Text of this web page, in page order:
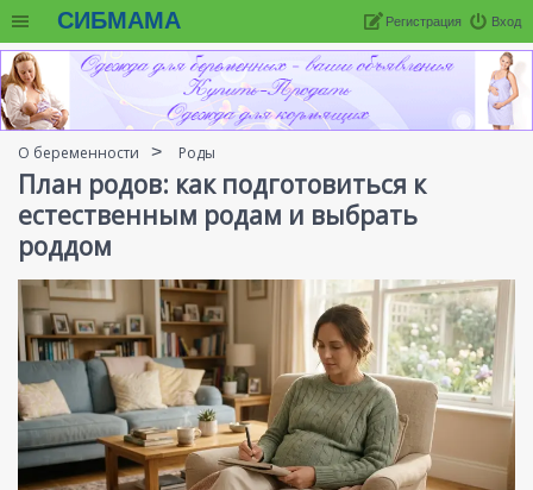
СИБМАМА Вход
Регистрация
О беременности Роды
План родов: как подготовиться к
естественным родам и выбрать
роддом